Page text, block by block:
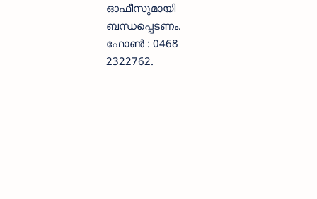
ഓഫീസുമായി
ബന്ധപ്പെടണം.
ഫോണ്‍ : 0468
2322762.